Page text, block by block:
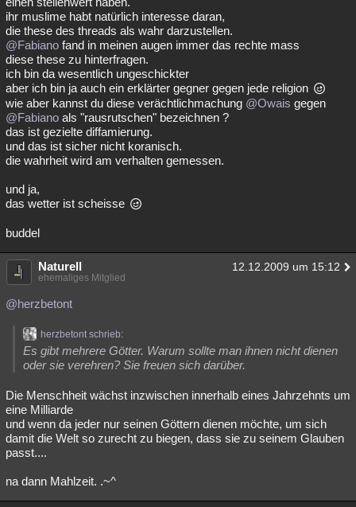
ihr muslime habt natürlich interesse daran,
die these des threads als wahr darzustellen.
@Fabiano fand in meinen augen immer das rechte mass
diese these zu hinterfragen.
ich bin da wesentlich ungeschickter
aber ich bin ja auch ein erklärter gegner gegen jede religion
wie aber kannst du diese verächtlichmachung @Owais gegen
@Fabiano als "rausrutschen" bezeichnen ?
das ist gezielte diffamierung.
und das ist sicher nicht koranisch.
die wahrheit wird am verhalten gemessen.
und ja,
das wetter ist scheisse
buddel
Naturell 12.12.2009 um 15:12
ehemaliges Mitglied
@herzbetont
herzbetont schrieb:
Es gibt mehrere Götter. Warum sollte man ihnen nicht dienen
oder sie verehren? Sie freuen sich darüber.
Die Menschheit wächst inzwischen innerhalb eines Jahrzehnts um
eine Milliarde
und wenn da jeder nur seinen Göttern dienen möchte, um sich
damit die Welt so zurecht zu biegen, dass sie zu seinem Glauben
passt....
na dann Mahlzeit. .~^